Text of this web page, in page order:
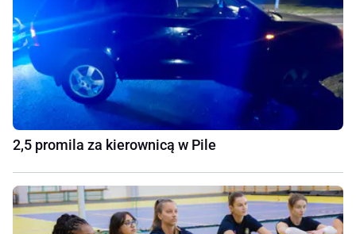
2,5 promila za kierownicą w Pile